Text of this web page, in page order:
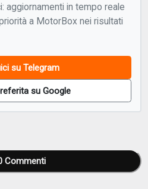
aggiornamenti in tempo reale
a MotorBox nei risultati
su Telegram
su Google
Commenti